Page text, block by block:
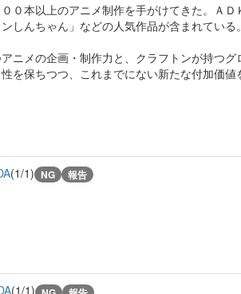
０本以上のアニメ制作を手がけてきた。Ａ
しんちゃん」などの人気作品が含まれている。
ニメの企画・制作力と、クラフトンが持つグ
を保ちつつ、これまでにない新たな付加価値
(1/1) NG 報告
(1/1)